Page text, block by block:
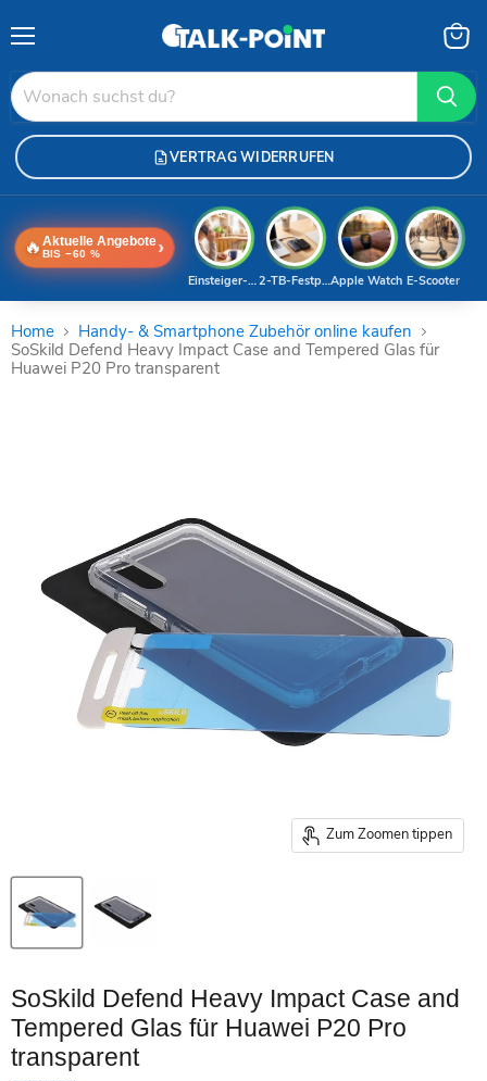
VERTRAG WIDERRUFEN
🔥 Aktuelle Angebote
BIS −60 % ›
E-Scooter
Apple Watch
2-TB-Festplatte
Einsteiger-Handy
Home
Handy- & Smartphone Zubehör online kaufen
SoSkild Defend Heavy Impact Case and Tempered Glas für
Huawei P20 Pro transparent
Zum Zoomen tippen
SoSkild Defend Heavy Impact Case and
Tempered Glas für Huawei P20 Pro
transparent